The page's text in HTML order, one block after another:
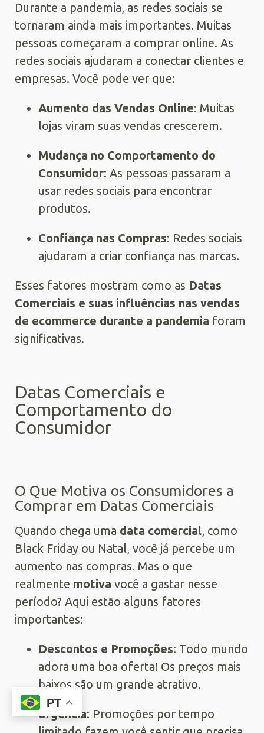
Durante a pandemia, as redes sociais se
tornaram ainda mais importantes. Muitas
pessoas começaram a comprar online. As
redes sociais ajudaram a conectar clientes e
empresas. Você pode ver que:
Aumento das Vendas Online: Muitas
lojas viram suas vendas crescerem.
Mudança no Comportamento do
Consumidor: As pessoas passaram a
usar redes sociais para encontrar
produtos.
Confiança nas Compras: Redes sociais
ajudaram a criar confiança nas marcas.
Esses fatores mostram como as Datas
Comerciais e suas influências nas vendas
de ecommerce durante a pandemia foram
significativas.
Datas Comerciais e
Comportamento do
Consumidor
O Que Motiva os Consumidores a
Comprar em Datas Comerciais
Quando chega uma data comercial, como
Black Friday ou Natal, você já percebe um
aumento nas compras. Mas o que
realmente motiva você a gastar nesse
período? Aqui estão alguns fatores
importantes:
Descontos e Promoções: Todo mundo
adora uma boa oferta! Os preços mais
baixos são um grande atrativo.
Urgência: Promoções por tempo
PT